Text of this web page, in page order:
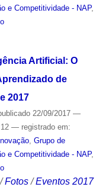
e Competitividade - NAP,
Artificial: O
de
2017
22/09/2017 —
— registrado em:
, Grupo de
e Competitividade - NAP,
/Fotos /Eventos 2017